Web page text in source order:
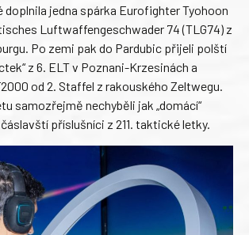
doplnila jedna spárka Eurofighter Tyohoon
Luftwaffengeschwader 74 (TLG74) z
Po zemi pak do Pardubic přijeli polští
z 6. ELT v Poznani-Krzesinách a
od 2. Staffel z rakouského Zeltwegu.
samozřejmě nechyběli jak „domácí“
příslušníci z 211. taktické letky.